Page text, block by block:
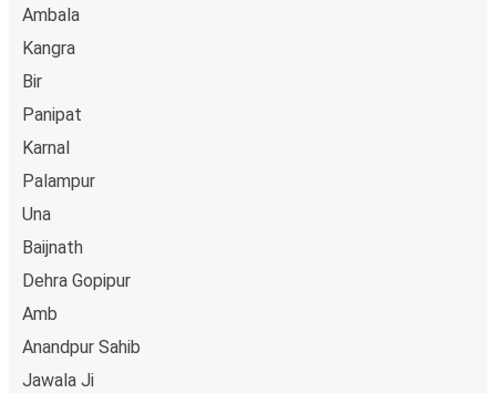
Ambala
Kangra
Bir
Panipat
Karnal
Palampur
Una
Baijnath
Dehra Gopipur
Amb
Anandpur Sahib
Jawala Ji